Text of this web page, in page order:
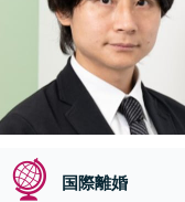
国際離婚